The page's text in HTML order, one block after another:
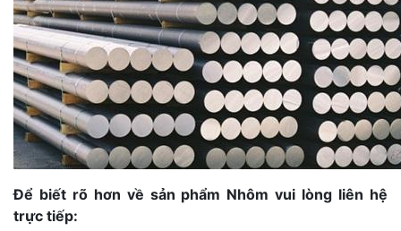
Để biết rõ hơn về sản phẩm Nhôm vui lòng liên hệ
trực tiếp: